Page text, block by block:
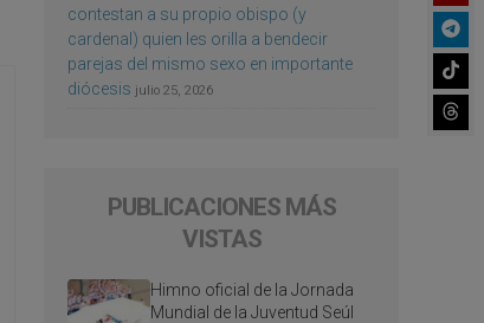
contestan a su propio obispo (y
cardenal) quien les orilla a bendecir
parejas del mismo sexo en importante
diócesis julio 25, 2026
PUBLICACIONES MÁS
VISTAS
Himno oficial de la Jornada
Mundial de la Juventud Seúl